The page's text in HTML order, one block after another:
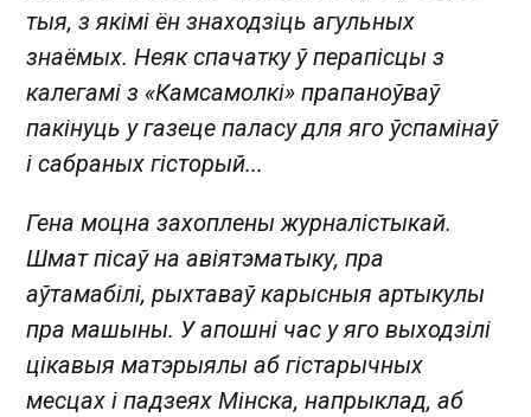
тыя, з якімі ён знаходзіць агульных
знаёмых. Неяк спачатку ў перапісцы з
калегамі з «Камсамолкі» прапаноўваў
пакінуць у газеце паласу для яго ўспамінаў
і сабраных гісторый...
Гена моцна захоплены журналістыкай.
Шмат пісаў на авіятэматыку, пра
аўтамабілі, рыхтаваў карысныя артыкулы
пра машыны. У апошні час у яго выходзілі
цікавыя матэрыялы аб гістарычных
месцах і падзеях Мінска, напрыклад, аб